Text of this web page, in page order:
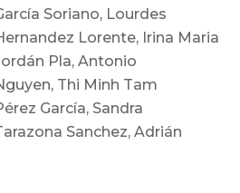
Soriano, Lourdes
Lorente, Irina Maria
Pla, Antonio
Thi Minh Tam
García, Sandra
Sanchez, Adrián